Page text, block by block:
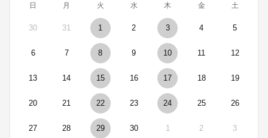
日 月 火 水 木 金 土
30 31 1 2 3 4 5
6 7 8 9 10 11 12
13 14 15 16 17 18 19
20 21 22 23 24 25 26
27 28 29 30 1 2 3